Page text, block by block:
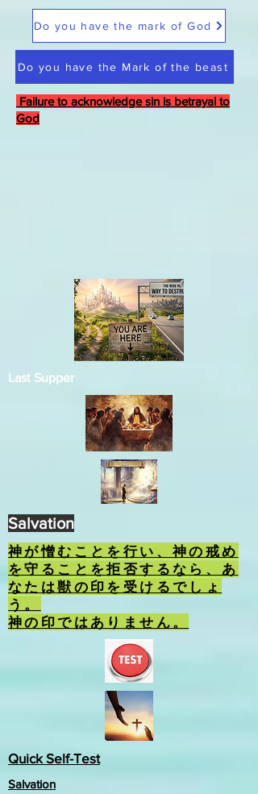
Do you have the mark of God
Do you have the Mark of the beast
Failure to acknowledge sin is betrayal to
God
Last Supper
神が憎むことを行い、神の戒め
を守ることを拒否するなら、あ
なたは獣の印を受けるでしょ
う。
神の印ではありません。
Quick Self-Test
Salvation
Salvation